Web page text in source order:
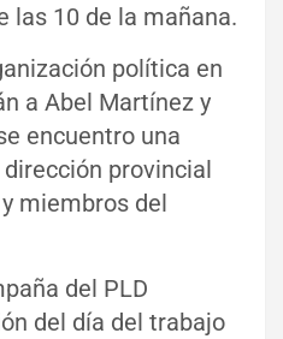
las 10 de la mañana.
política en
a Abel Martínez y
encuentro una
provincial
miembros del
del PLD
del día del trabajo